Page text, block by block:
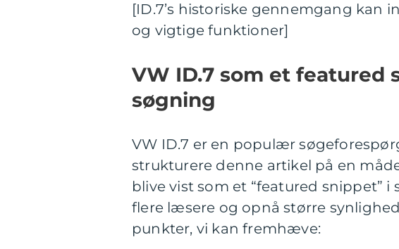
[ID.7’s historiske gennemgang
og vigtige funktioner]
VW ID.7 som et featured
søgning
VW ID.7 er en populær
strukturere denne artikel på en
blive vist som et “featured snippet”
flere læsere og opnå større
punkter, vi kan fremhæve: